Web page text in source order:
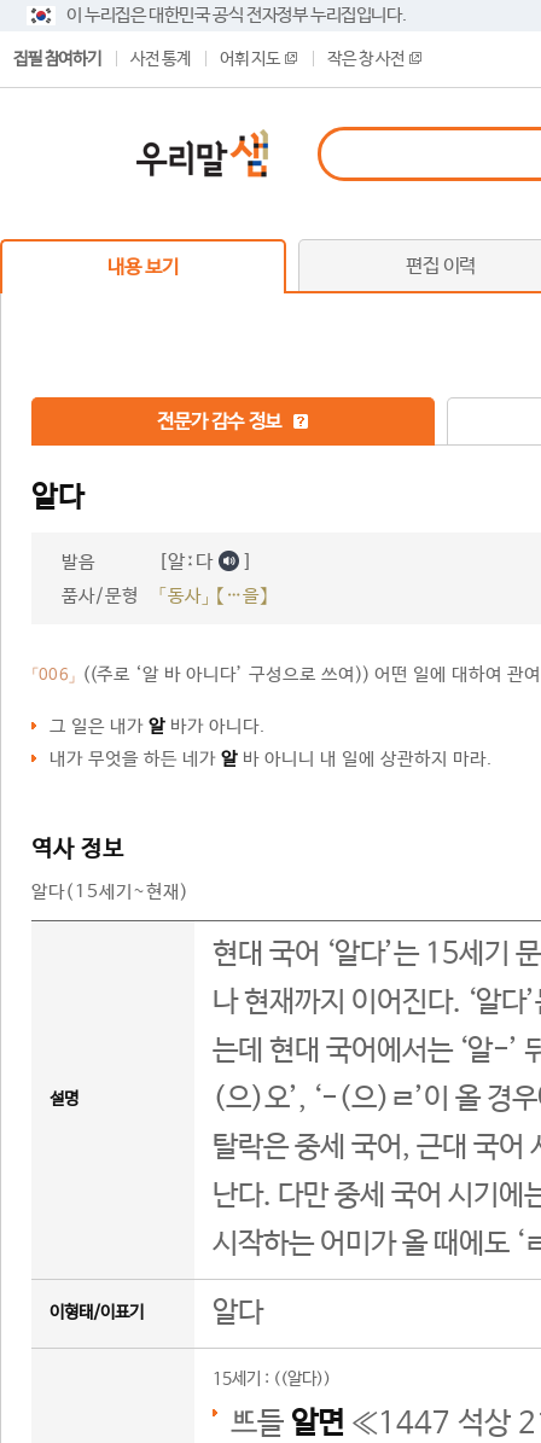
이 누리집은 대한민국 공식 전자정부 누리집입니다.
집필 참여하기 사전 통계 어휘 지도 작은 창 사전
내용 보기 편집 이력
전문가 감수 정보
알다
발음 [알ː다 ]
품사/문형 「동사」 【…을】
「006」 ((주로 ‘알 바 아니다’ 구성으로 쓰여 )) 어떤 일에 대하여 관
그 일은 내가 알 바가 아니다.
내가 무엇을 하든 네가 알 바 아니니 내 일에 상관하지 마라.
역사 정보
알다(15세기~현재)
설명
현대 국어 ‘알다’는 15세기
나 현재까지 이어진다. ‘알다
는데 현대 국어에서는 ‘알-
(으)오’, ‘-(으)ㄹ’이 올 경우
탈락은 중세 국어, 근대 국어
난다. 다만 중세 국어 시기에
시작하는 어미가 올 때에도 ‘
이형태/이표기 알다
15세기 : ((알다))
들 알면 ≪1447 석상